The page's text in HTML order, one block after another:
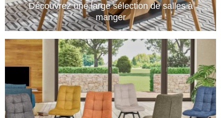
Découvrez une large sélection de salles à
manger